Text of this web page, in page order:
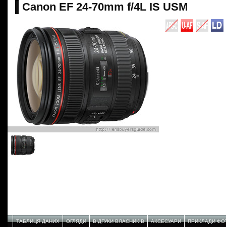
Canon EF 24-70mm f/4L IS USM
ТАБЛИЦЯ ДАНИХ ОГЛЯДИ ВІДГУКИ ВЛАСНИКІВ АКСЕСУАРИ ПРИКЛАДИ